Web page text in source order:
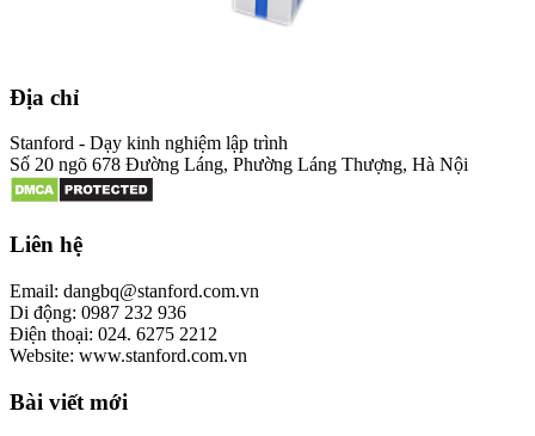
Địa chỉ
Stanford - Dạy kinh nghiệm lập trình
Số 20 ngõ 678 Đường Láng, Phường Láng Thượng, Hà Nội
Liên hệ
Email: dangbq@stanford.com.vn
Di động: 0987 232 936
Điện thoại: 024. 6275 2212
Website: www.stanford.com.vn
Bài viết mới